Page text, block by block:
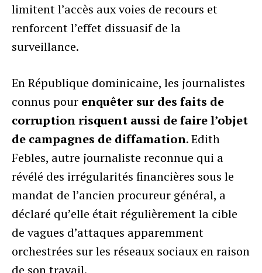
limitent l’accès aux voies de recours et
renforcent l’effet dissuasif de la
surveillance.
En République dominicaine, les journalistes
connus pour enquêter sur des faits de
corruption risquent aussi de faire l’objet
de campagnes de diffamation. Edith
Febles, autre journaliste reconnue qui a
révélé des irrégularités financières sous le
mandat de l’ancien procureur général, a
déclaré qu’elle était régulièrement la cible
de vagues d’attaques apparemment
orchestrées sur les réseaux sociaux en raison
de son travail.